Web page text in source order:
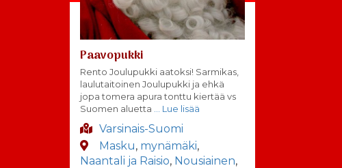
Paavopukki
Rento Joulupukki aatoksi! Sarmikas,
laulutaitoinen Joulupukki ja ehkä
jopa tomera apura tonttu kiertää vs
Suomen aluetta … Lue lisää
Varsinais-Suomi
Masku, mynämäki,
Naantali ja Raisio, Nousiainen,